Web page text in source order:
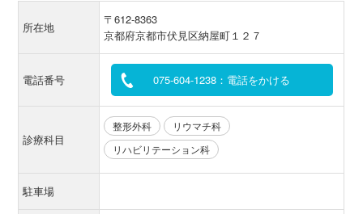
所在地
〒612-8363
京都府京都市伏見区納屋町１２７
電話番号 075-604-1238：電話をかける
診療科目
整形外科
リウマチ科
リハビリテーション科
駐車場